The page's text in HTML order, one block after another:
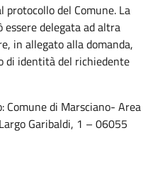
del Comune. La
essere delegata ad altra
in allegato alla domanda,
di identità del richiedente
Comune di Marsciano- Area
Garibaldi, 1 – 06055